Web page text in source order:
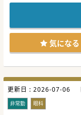
で、
消化器系の症例も
めの臨床的知識及
また、学会や研究
この地域の中核的
働いていただける
気になる
更新日 : 2026-07-06
非常勤 眼科